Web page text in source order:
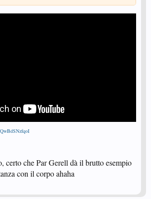
certo che Par Gerell dà il brutto esempio
con il corpo ahaha